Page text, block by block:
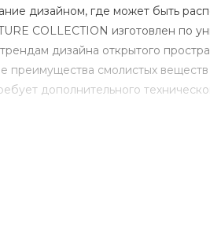
дизайном, где может быть
COLLECTION изготовлен по
дизайна открытого
преимущества смолистых
дополнительного